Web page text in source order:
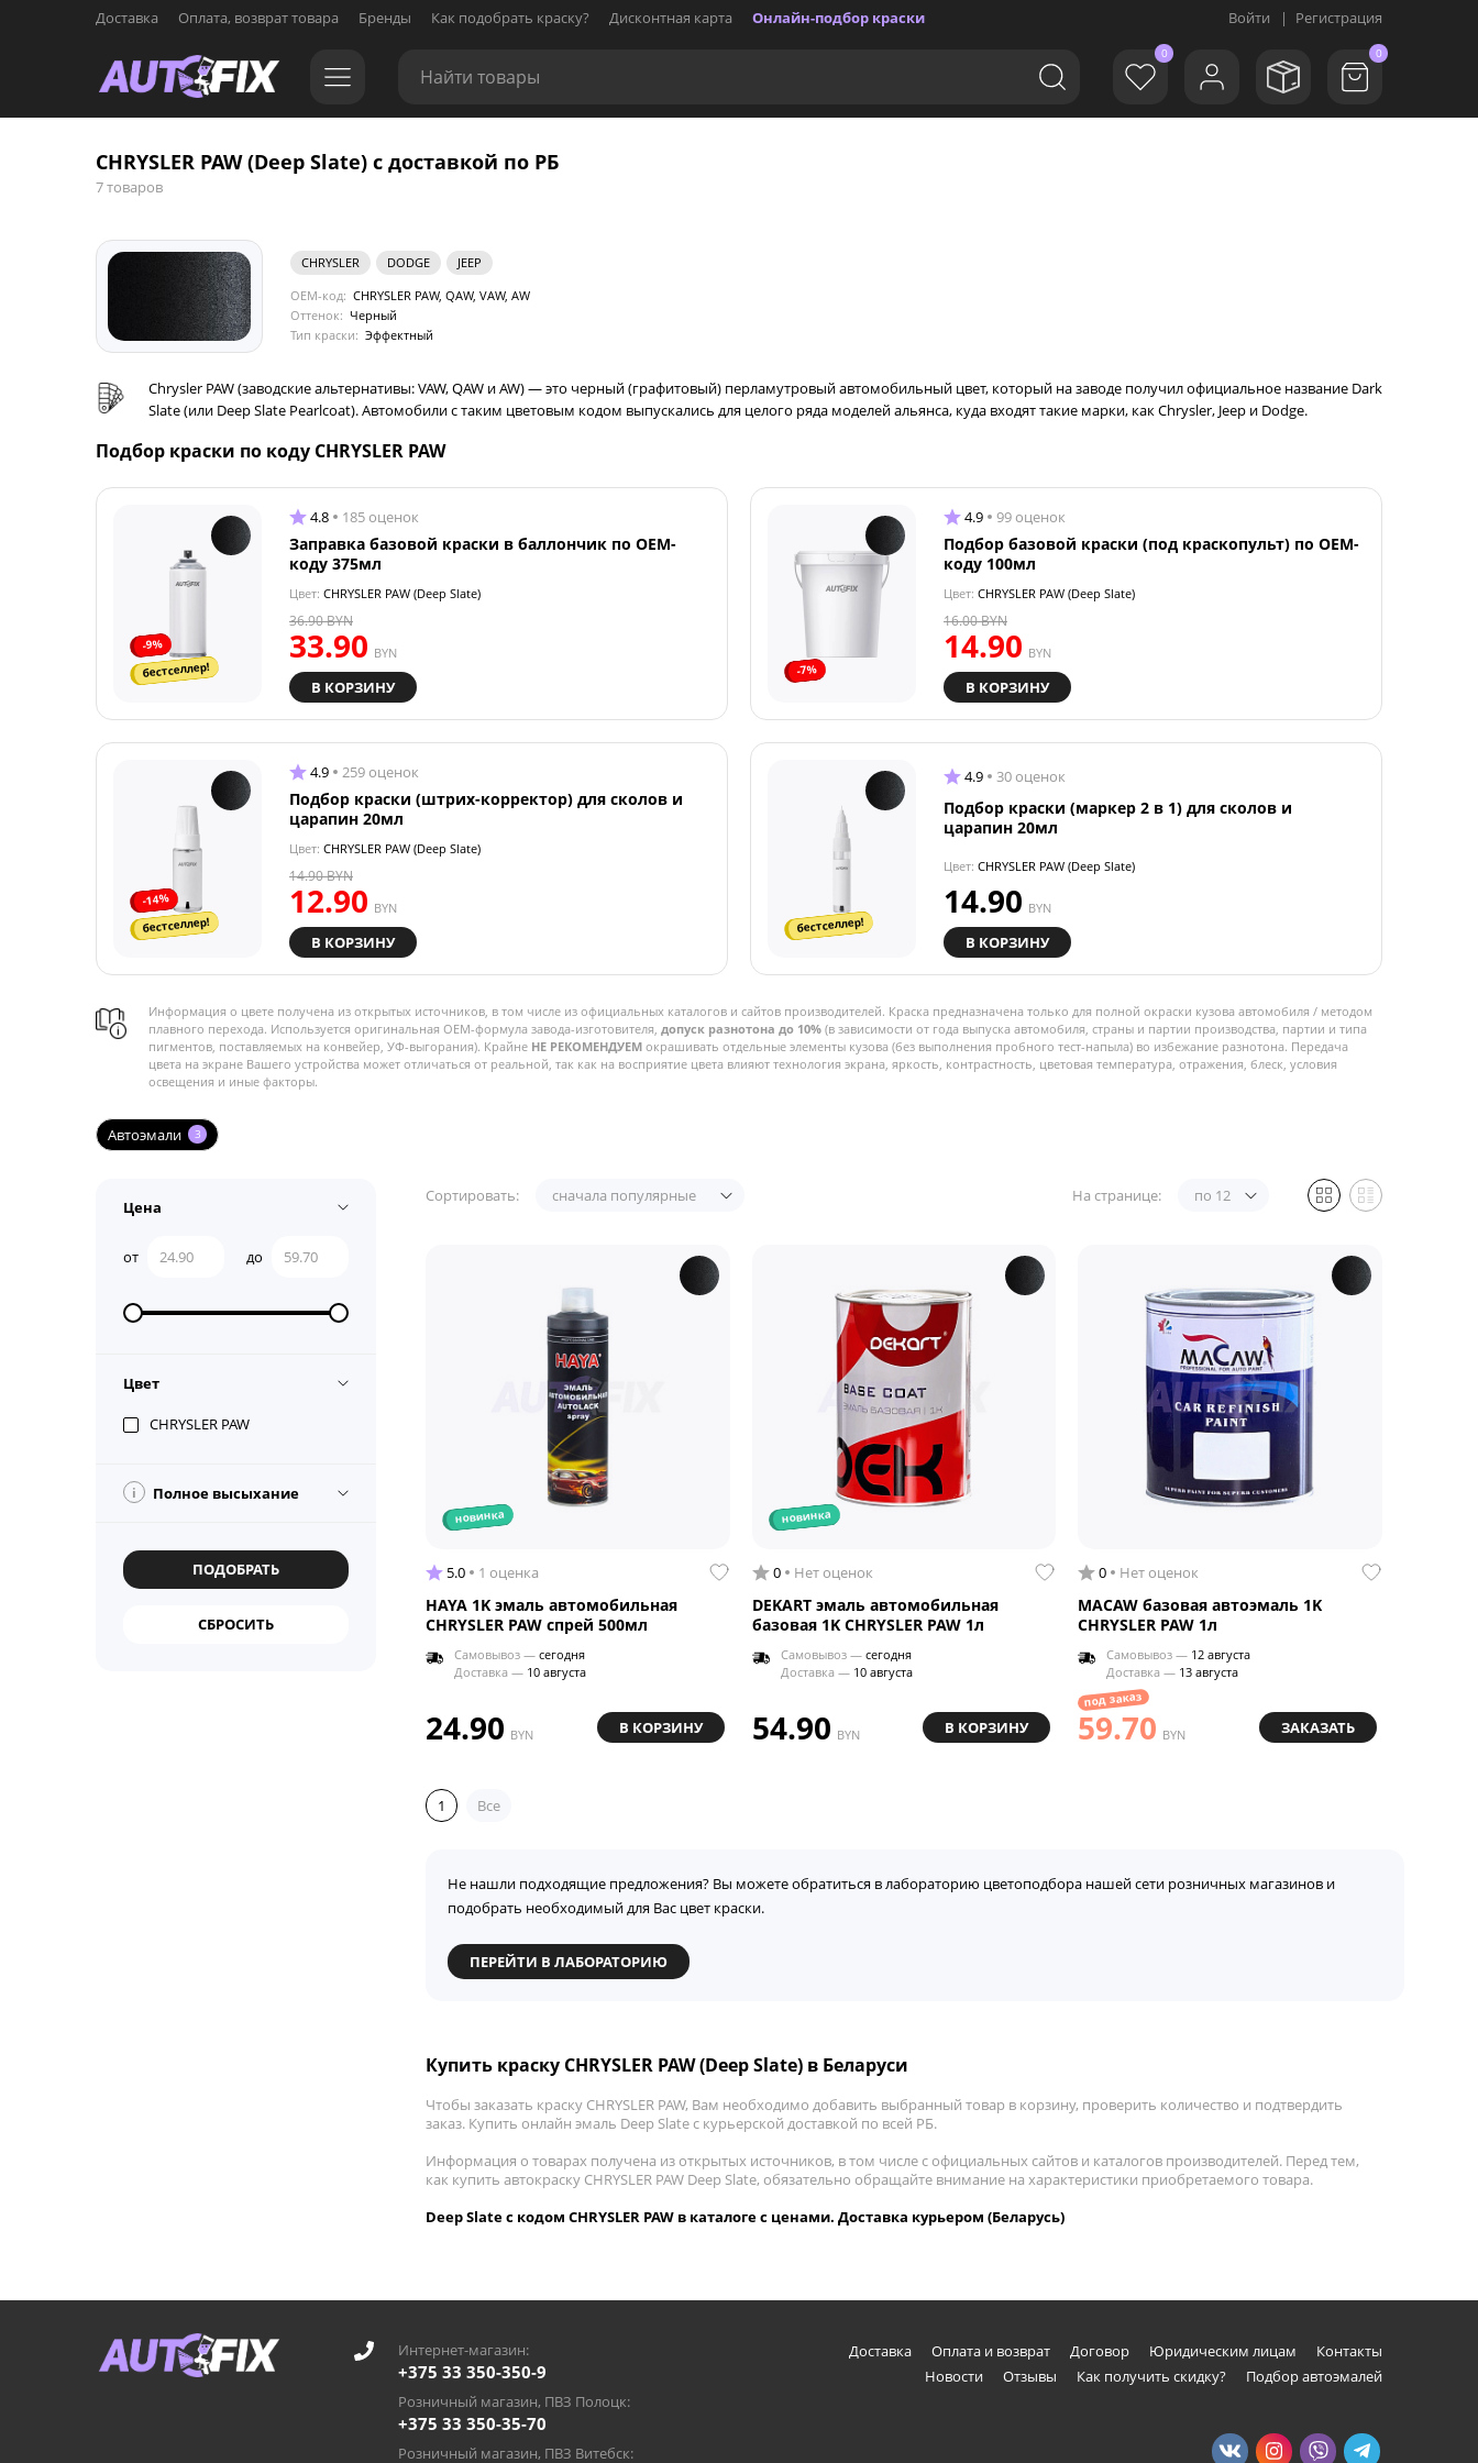
Доставка Оплата, возврат товара Бренды Как подобрать краску? Дисконтная карта Онлайн-подбор краски Войти | Регистрация
0 0
CHRYSLER PAW (Deep Slate) с доставкой по РБ
7 товаров
CHRYSLER DODGE
JEEP
OEM-код: CHRYSLER PAW, QAW, VAW, AW
Оттенок: Черный
Тип краски: Эффектный
Chrysler PAW (заводские альтернативы: VAW, QAW и AW) — это черный (графитовый) перламутровый автомобильный цвет, который на заводе получил официальное название Dark
Slate (или Deep Slate Pearlcoat). Автомобили с таким цветовым кодом выпускались для целого ряда моделей альянса, куда входят такие марки, как Chrysler, Jeep и Dodge.
Подбор краски по коду CHRYSLER PAW
-9%
бестселлер!
4.8 185 оценок
Заправка базовой краски в баллончик по OEM-
коду 375мл
Цвет: CHRYSLER PAW (Deep Slate)
33.90 BYN
36.90BYN
В КОРЗИНУ
-7%
4.9 99 оценок
Подбор базовой краски (под краскопульт) по OEM-
коду 100мл
Цвет: CHRYSLER PAW (Deep Slate)
14.90 BYN
16.00BYN
В КОРЗИНУ
-14%
бестселлер!
4.9 259 оценок
Подбор краски (штрих-корректор) для сколов и
царапин 20мл
Цвет: CHRYSLER PAW (Deep Slate)
12.90 BYN
14.90BYN
В КОРЗИНУ
бестселлер!
4.9 30 оценок
Подбор краски (маркер 2 в 1) для сколов и
царапин 20мл
Цвет: CHRYSLER PAW (Deep Slate)
14.90 BYN
В КОРЗИНУ
Информация о цвете получена из открытых источников, в том числе из официальных каталогов и сайтов производителей. Краска предназначена только для полной окраски кузова автомобиля / методом
плавного перехода. Используется оригинальная OEM-формула завода-изготовителя, допуск разнотона до 10% (в зависимости от года выпуска автомобиля, страны и партии производства, партии и типа
пигментов, поставляемых на конвейер, УФ-выгорания). Крайне НЕ РЕКОМЕНДУЕМ окрашивать отдельные элементы кузова (без выполнения пробного тест-напыла) во избежание разнотона. Передача
цвета на экране Вашего устройства может отличаться от реальной, так как на восприятие цвета влияют технология экрана, яркость, контрастность, цветовая температура, отражения, блеск, условия
освещения и иные факторы.
Автоэмали 3
Цена
от до
Цвет
CHRYSLER PAW
i Полное высыхание
Сортировать: сначала популярные На странице: по 12
новинка
5.0 1 оценка
HAYA 1K эмаль автомобильная
CHRYSLER PAW спрей 500мл
Самовывоз — сегодня
Доставка — 10 августа
24.90 BYN В КОРЗИНУ
новинка
0 Нет оценок
DEKART эмаль автомобильная
базовая 1K CHRYSLER PAW 1л
Самовывоз — сегодня
Доставка — 10 августа
54.90 BYN В КОРЗИНУ
0 Нет оценок
MACAW базовая автоэмаль 1K
CHRYSLER PAW 1л
Самовывоз — 12 августа
Доставка — 13 августа
под заказ
59.70 BYN ЗАКАЗАТЬ
1 Все
Не нашли подходящие предложения? Вы можете обратиться в лабораторию цветоподбора нашей сети розничных магазинов и
подобрать необходимый для Вас цвет краски.
ПЕРЕЙТИ В ЛАБОРАТОРИЮ
Купить краску CHRYSLER PAW (Deep Slate) в Беларуси
Чтобы заказать краску CHRYSLER PAW, Вам необходимо добавить выбранный товар в корзину, проверить количество и подтвердить
заказ. Купить онлайн эмаль Deep Slate с курьерской доставкой по всей РБ.
Информация о товарах получена из открытых источников, в том числе с официальных сайтов и каталогов производителей. Перед тем,
как купить автокраску CHRYSLER PAW Deep Slate, обязательно обращайте внимание на характеристики приобретаемого товара.
Deep Slate с кодом CHRYSLER PAW в каталоге с ценами. Доставка курьером (Беларусь)
Интернет-магазин:
+375 33 350-350-9
Розничный магазин, ПВЗ Полоцк:
+375 33 350-35-70
Розничный магазин, ПВЗ Витебск:
Доставка Оплата и возврат Договор Юридическим лицам
Контакты
Новости
Отзывы Как получить скидку? Подбор автоэмалей